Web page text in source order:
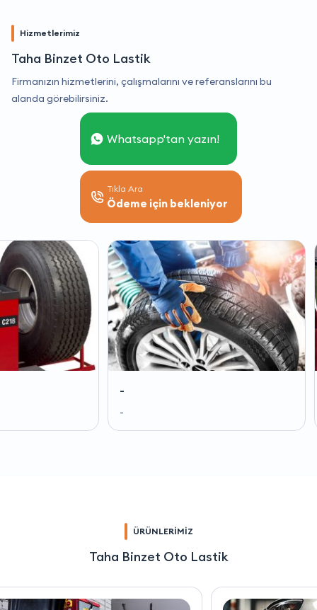
Hizmetlerimiz
Taha Binzet Oto Lastik
Firmanızın hizmetlerini, çalışmalarını ve referanslarını bu
alanda görebilirsiniz.
Whatsapp'tan yazın!
Tıkla Ara
Ödeme için bekleniyor
ÜRÜNLERİMİZ
Taha Binzet Oto Lastik